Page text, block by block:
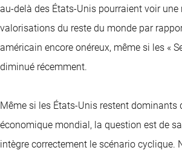
au-delà des États-Unis pourraient voir une
valorisations du reste du monde par
américain encore onéreux, même si les «
diminué récemment.
Même si les États-Unis restent dominants
économique mondial, la question est de
intègre correctement le scénario cyclique.